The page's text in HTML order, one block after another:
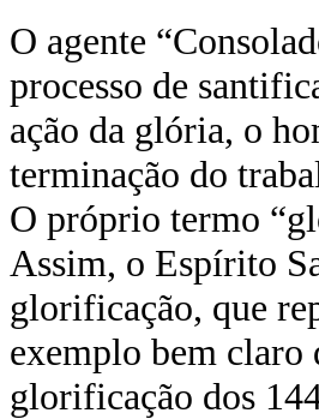
O agente
processo de
ação da glória, o
terminação do
O próprio termo
Assim, o Espírito
glorificação, que
exemplo bem claro
glorificação dos